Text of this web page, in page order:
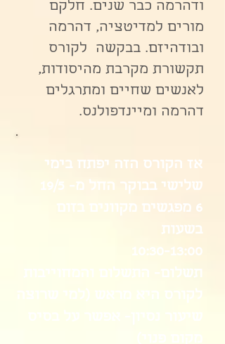
אז הקורס הזה יפתח בימי
שלישי בבוקר החל מ- 19/5
6 מפגשים מקוונים בזום
בשעות
10:30-13:00
תשלום- התשלום והמחוייבות
לקורס היא מראש (למי שרוצה
ודהרמה כבר שנים. חלקם
מורים למדיטציה, דהרמה
ובודהיזם. בבקשה לקורס
תקשורת מקרבת מהיסודות,
לאנשים שחיים ומתרגלים
דהרמה ומיינדפולנס.